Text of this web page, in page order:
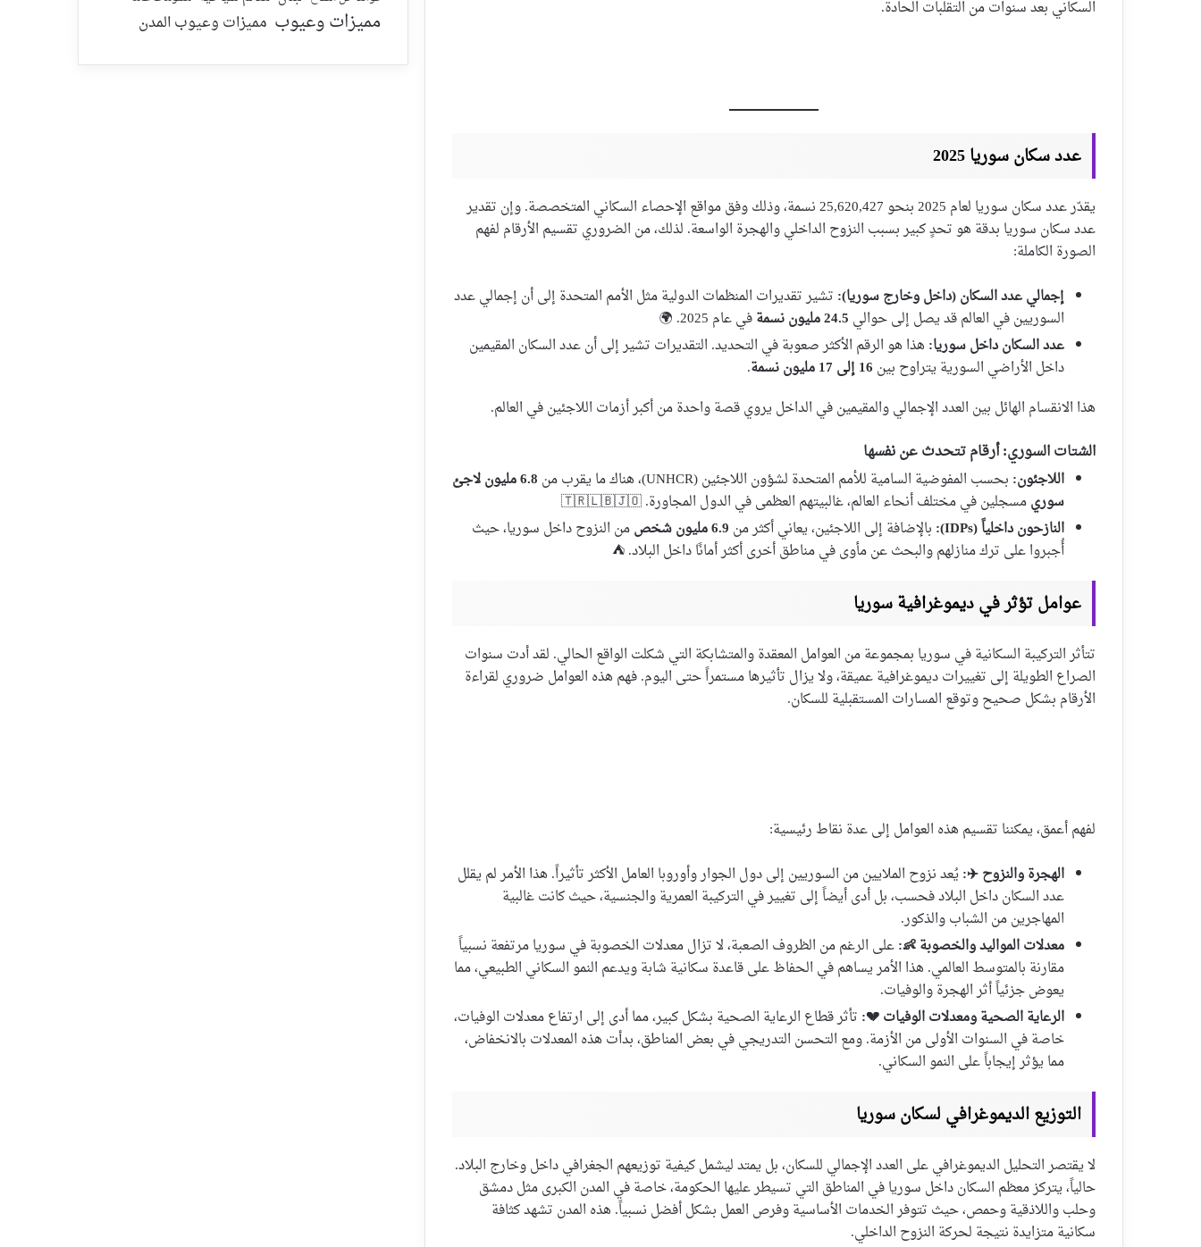
السكاني بعد سنوات من التقلبات الحادة.
عدد سكان سوريا 2025
يقدّر عدد سكان سوريا لعام 2025 بنحو 25,620,427 نسمة، وذلك وفق مواقع الإحصاء السكاني المتخصصة. وإن تقدير
عدد سكان سوريا بدقة هو تحدٍ كبير بسبب النزوح الداخلي والهجرة الواسعة. لذلك، من الضروري تقسيم الأرقام لفهم
الصورة الكاملة:
إجمالي عدد السكان (داخل وخارج سوريا): تشير تقديرات المنظمات الدولية مثل الأمم المتحدة إلى أن إجمالي عدد
السوريين في العالم قد يصل إلى حوالي 24.5 مليون نسمة
في عام 2025. 🌍
عدد السكان داخل سوريا: هذا هو الرقم الأكثر صعوبة في التحديد. التقديرات تشير إلى أن عدد السكان المقيمين
داخل الأراضي السورية يتراوح بين 16 إلى 17 مليون نسمة
.
هذا الانقسام الهائل بين العدد الإجمالي والمقيمين في الداخل يروي قصة واحدة من أكبر أزمات اللاجئين في العالم.
الشتات السوري: أرقام تتحدث عن نفسها
اللاجئون: بحسب المفوضية السامية للأمم المتحدة لشؤون اللاجئين (UNHCR)، هناك ما يقرب من
6.8 مليون لاجئ
سوريمسجلين في مختلف أنحاء العالم، غالبيتهم العظمى في الدول المجاورة. 🇹🇷🇱🇧🇯🇴
النازحون داخلياً (IDPs):
بالإضافة إلى اللاجئين، يعاني أكثر من 6.9 مليون شخص
من النزوح داخل سوريا، حيث
أُجبروا على ترك منازلهم والبحث عن مأوى في مناطق أخرى أكثر أمانًا داخل البلاد. ⛺
عوامل تؤثر في ديموغرافية سوريا
تتأثر التركيبة السكانية في سوريا بمجموعة من العوامل المعقدة والمتشابكة التي شكلت الواقع الحالي. لقد أدت سنوات
الصراع الطويلة إلى تغييرات ديموغرافية عميقة، ولا يزال تأثيرها مستمراً حتى اليوم. فهم هذه العوامل ضروري لقراءة
الأرقام بشكل صحيح وتوقع المسارات المستقبلية للسكان.
لفهم أعمق، يمكننا تقسيم هذه العوامل إلى عدة نقاط رئيسية:
الهجرة والنزوح ✈️:يُعد نزوح الملايين من السوريين إلى دول الجوار وأوروبا العامل الأكثر تأثيراً. هذا الأمر لم يقلل
عدد السكان داخل البلاد فحسب، بل أدى أيضاً إلى تغيير في التركيبة العمرية والجنسية، حيث كانت غالبية
المهاجرين من الشباب والذكور.
معدلات المواليد والخصوبة 👶:على الرغم من الظروف الصعبة، لا تزال معدلات الخصوبة في سوريا مرتفعة نسبياً
مقارنة بالمتوسط العالمي. هذا الأمر يساهم في الحفاظ على قاعدة سكانية شابة ويدعم النمو السكاني الطبيعي، مما
يعوض جزئياً أثر الهجرة والوفيات.
الرعاية الصحية ومعدلات الوفيات 💔: تأثر قطاع الرعاية الصحية بشكل كبير، مما أدى إلى ارتفاع معدلات الوفيات،
خاصة في السنوات الأولى من الأزمة. ومع التحسن التدريجي في بعض المناطق، بدأت هذه المعدلات بالانخفاض،
مما يؤثر إيجاباً على النمو السكاني.
التوزيع الديموغرافي لسكان سوريا
لا يقتصر التحليل الديموغرافي على العدد الإجمالي للسكان، بل يمتد ليشمل كيفية توزيعهم الجغرافي داخل وخارج البلاد.
حالياً، يتركز معظم السكان داخل سوريا في المناطق التي تسيطر عليها الحكومة، خاصة في المدن الكبرى مثل دمشق
وحلب واللاذقية وحمص، حيث تتوفر الخدمات الأساسية وفرص العمل بشكل أفضل نسبياً. هذه المدن تشهد كثافة
سكانية متزايدة نتيجة لحركة النزوح الداخلي.
مميزات وعيوب مميزات وعيوب المدن